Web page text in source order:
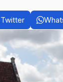
Twitter